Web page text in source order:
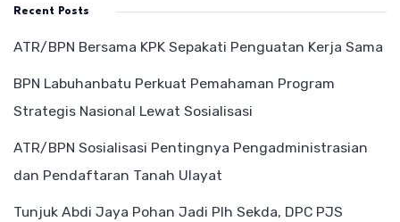
Recent Posts
ATR/BPN Bersama KPK Sepakati Penguatan Kerja Sama
BPN Labuhanbatu Perkuat Pemahaman Program
Strategis Nasional Lewat Sosialisasi
ATR/BPN Sosialisasi Pentingnya Pengadministrasian
dan Pendaftaran Tanah Ulayat
Tunjuk Abdi Jaya Pohan Jadi Plh Sekda, DPC PJS